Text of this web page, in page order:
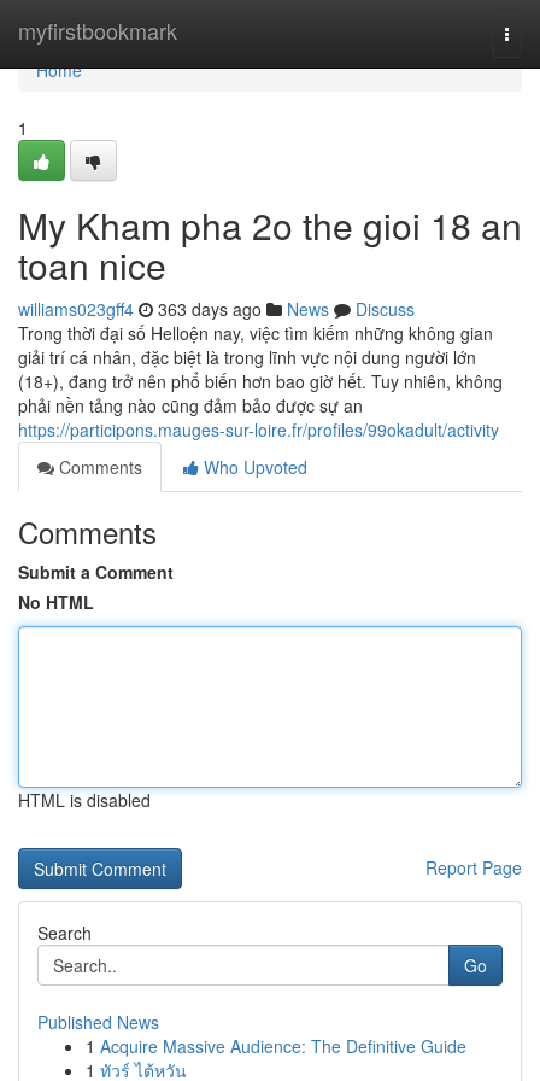
myfirstbookmark
Home
Home
1
My Kham pha 2o the gioi 18 an
toan nice
williams023gff4 363 days ago News
Discuss
Trong thời đại số Helloện nay, việc tìm kiếm những không gian
giải trí cá nhân, đặc biệt là trong lĩnh vực nội dung người lớn
(18+), đang trở nên phổ biến hơn bao giờ hết. Tuy nhiên, không
phải nền tảng nào cũng đảm bảo được sự an
https://participons.mauges-sur-loire.fr/profiles/99okadult/activity
Comments
Who Upvoted
Comments
Submit a Comment
No HTML
HTML is disabled
Report Page
Search
Go
Published News
1 Acquire Massive Audience: The Definitive Guide
1 ทัวร์ ไต้หวัน